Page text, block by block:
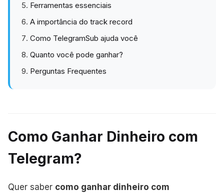
Ferramentas essenciais
A importância do track record
Como TelegramSub ajuda você
Quanto você pode ganhar?
Perguntas Frequentes
Como Ganhar Dinheiro com
Telegram?
Quer saber como ganhar dinheiro com